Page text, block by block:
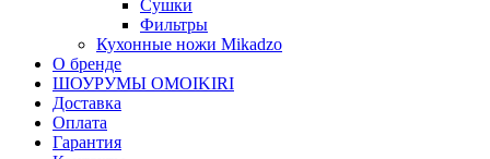
Сушки
Фильтры
Кухонные ножи Mikadzo
О бренде
ШОУРУМЫ OMOIKIRI
Доставка
Оплата
Гарантия